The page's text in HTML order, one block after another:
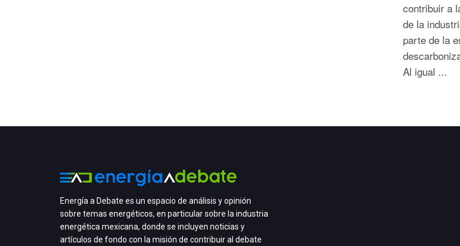
contribuir a
de la
parte de la
Al igual ...
Energía a Debate es un espacio de análisis y opinión
sobre temas energéticos, en particular sobre la industria
energética mexicana, donde se incluyen noticias y
artículos de fondo con la misión de contribuir al debate